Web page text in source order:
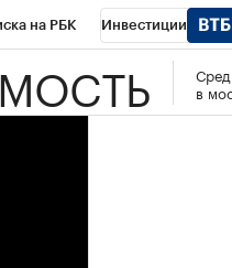
на РБК Инвестиции
Спорт Школа
в